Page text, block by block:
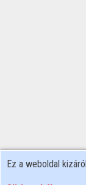
Ez a weboldal